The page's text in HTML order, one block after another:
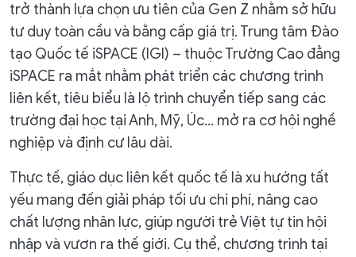
trở thành lựa chọn ưu tiên của Gen Z nhằm sở hữu
tư duy toàn cầu và bằng cấp giá trị. Trung tâm Đào
tạo Quốc tế iSPACE (IGI) – thuộc Trường Cao đẳng
iSPACE ra mắt nhằm phát triển các chương trình
liên kết, tiêu biểu là lộ trình chuyển tiếp sang các
trường đại học tại Anh, Mỹ, Úc... mở ra cơ hội nghề
nghiệp và định cư lâu dài.
Thực tế, giáo dục liên kết quốc tế là xu hướng tất
yếu mang đến giải pháp tối ưu chi phí, nâng cao
chất lượng nhân lực, giúp người trẻ Việt tự tin hội
nhập và vươn ra thế giới. Cụ thể, chương trình tại